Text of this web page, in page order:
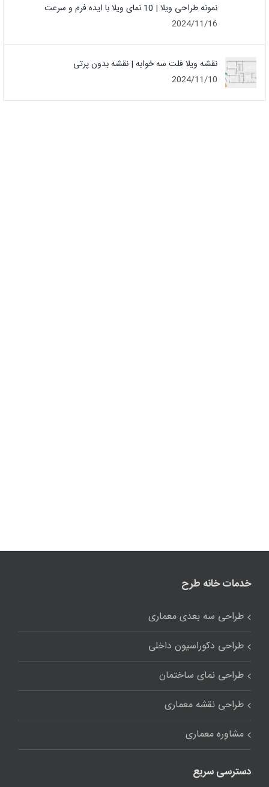
نمونه طراحی ویلا | 10 نمای ویلا با ایده فرم و سرعت
2024/11/16
نقشه ویلا فلت سه خوابه | نقشه بدون پرتی
2024/11/10
دسترسی سریع
درباره ما
نمونه کار
پنل کاربری
فرم استخدام
قوانین و مقررات
دستاوردهای خانه طرح